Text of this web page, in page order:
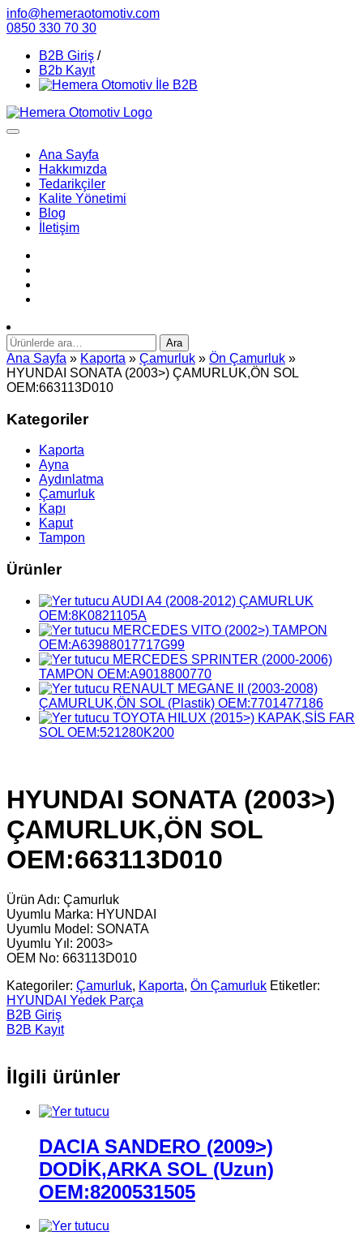
info@hemeraotomotiv.com
0850 330 70 30
B2B Giriş /
B2b Kayıt
Ana Sayfa
Hakkımızda
Tedarikçiler
Kalite Yönetimi
Blog
İletişim
Ara: Ara
Ana Sayfa » Kaporta » Çamurluk » Ön Çamurluk »
HYUNDAI SONATA (2003>) ÇAMURLUK,ÖN SOL
OEM:663113D010
Kategoriler
Kaporta
Ayna
Aydınlatma
Çamurluk
Kapı
Kaput
Tampon
Ürünler
AUDI A4 (2008-2012) ÇAMURLUK
OEM:8K0821105A
MERCEDES VITO (2002>) TAMPON
OEM:A63988017717G99
MERCEDES SPRINTER (2000-2006)
TAMPON OEM:A9018800770
RENAULT MEGANE II (2003-2008)
ÇAMURLUK,ÖN SOL (Plastik) OEM:7701477186
TOYOTA HILUX (2015>) KAPAK,SİS FAR
SOL OEM:521280K200
HYUNDAI SONATA (2003>)
ÇAMURLUK,ÖN SOL
OEM:663113D010
Ürün Adı: Çamurluk
Uyumlu Marka: HYUNDAI
Uyumlu Model: SONATA
Uyumlu Yıl: 2003>
OEM No: 663113D010
Kategoriler: Çamurluk, Kaporta, Ön Çamurluk Etiketler:
HYUNDAI Yedek Parça
B2B Giriş
B2B Kayıt
İlgili ürünler
DACIA SANDERO (2009>)
DODİK,ARKA SOL (Uzun)
OEM:8200531505